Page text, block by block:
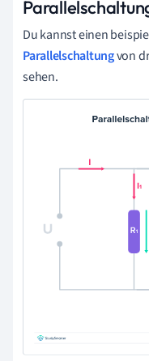
Du kannst einen
Parallelschaltungvon
sehen.